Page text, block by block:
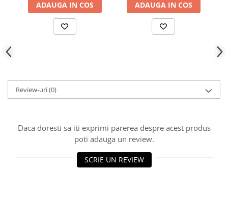
ADAUGA IN COS ADAUGA IN COS
Review-uri(0)
Daca doresti sa iti exprimi parerea despre acest produs
poti adauga un review.
SCRIE UN REVIEW